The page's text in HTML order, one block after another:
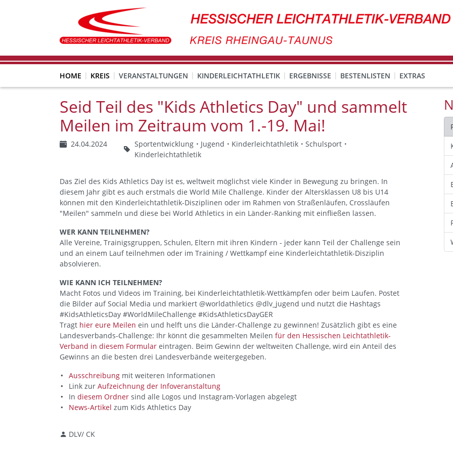
HOME KREIS VERANSTALTUNGEN KINDERLEICHTATHLETIK ERGEBNISSE BESTENLISTEN EXTRAS
Seid Teil des "Kids Athletics Day" und sammelt
Meilen im Zeitraum vom 1.-19. Mai!
24.04.2024 Sportentwicklung Jugend Kinderleichtathletik
Schulsport
Kinderleichtathletik
Das Ziel des Kids Athletics Day ist es, weltweit möglichst viele Kinder in Bewegung zu bringen. In
diesem Jahr gibt es auch erstmals die World Mile Challenge. Kinder der Altersklassen U8 bis U14
können mit den Kinderleichtathletik-Disziplinen oder im Rahmen von Straßenläufen, Crossläufen
"Meilen" sammeln und diese bei World Athletics in ein Länder-Ranking mit einfließen lassen.
WER KANN TEILNEHMEN?
Alle Vereine, Trainigsgruppen, Schulen, Eltern mit ihren Kindern - jeder kann Teil der Challenge sein
und an einem Lauf teilnehmen oder im Training / Wettkampf eine Kinderleichtathletik-Disziplin
absolvieren.
WIE KANN ICH TEILNEHMEN?
Macht Fotos und Videos im Training, bei Kinderleichtathletik-Wettkämpfen oder beim Laufen. Postet
die Bilder auf Social Media und markiert @worldathletics @dlv_jugend und nutzt die Hashtags
#KidsAthleticsDay #WorldMileChallenge #KidsAthleticsDayGER
Tragt hier eure Meilen ein und helft uns die Länder-Challenge zu gewinnen! Zusätzlich gibt es eine
Landesverbands-Challenge: Ihr könnt die gesammelten Meilen für den Hessischen Leichtathletik-
Verband in diesem Formular eintragen. Beim Gewinn der weltweiten Challenge, wird ein Anteil des
Gewinns an die besten drei Landesverbände weitergegeben.
Ausschreibung mit weiteren Informationen
Link zurAufzeichnung der Infoveranstaltung
Indiesem Ordner sind alle Logos und Instagram-Vorlagen abgelegt
News-Artikel zum Kids Athletics Day
DLV/ CK